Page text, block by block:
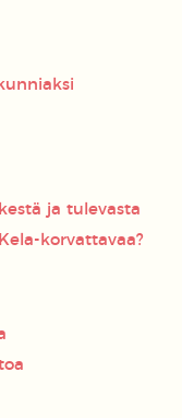
ja tulevasta
korvattavaa?